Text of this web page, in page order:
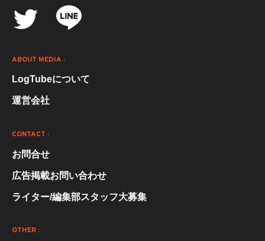
ABOUT MEDIA :
LogTubeについて
運営会社
CONTACT :
お問合せ
広告掲載お問い合わせ
ライター/編集部スタッフ大募集
OTHER :